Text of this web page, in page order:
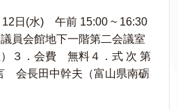
12日(水) 午前 15:00 ~ 16:30
員会館地下一階第二会議室
）３．会費 無料４．式 次 第
会長田中幹夫（富山県南砺